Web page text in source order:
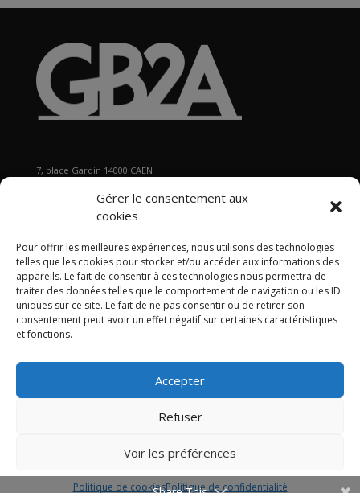
Gérer le consentement aux
cookies
Pour offrir les meilleures expériences, nous utilisons des technologies
telles que les cookies pour stocker et/ou accéder aux informations des
appareils. Le fait de consentir à ces technologies nous permettra de
traiter des données telles que le comportement de navigation ou les ID
uniques sur ce site. Le fait de ne pas consentir ou de retirer son
consentement peut avoir un effet négatif sur certaines caractéristiques
et fonctions.
Accepter
Refuser
Voir les préférences
Politique de cookiesPolitique de confidentialité
7, place Gardin 14000 CAEN
ecretariat@gb2a.fr
Nos bureaux
Caen • Paris • Marseille Lyon• Nancy • Lille •Bordeaux •
International
Politique de confidentialité
© 2024 GB2A tous droits réservés